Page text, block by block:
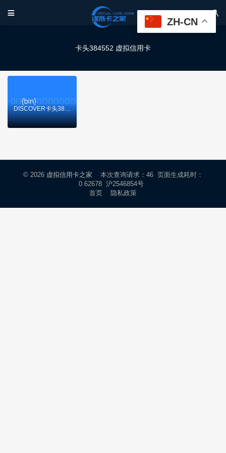
 
卡头384552 虚拟信用卡
DISCOVER卡头384552虚拟卡基础信息
© 2026 虚拟信用卡之家 本次查询请求：46 页面生成耗时：
0.62678 沪2546854号
首页
隐私政策
ZH-CN